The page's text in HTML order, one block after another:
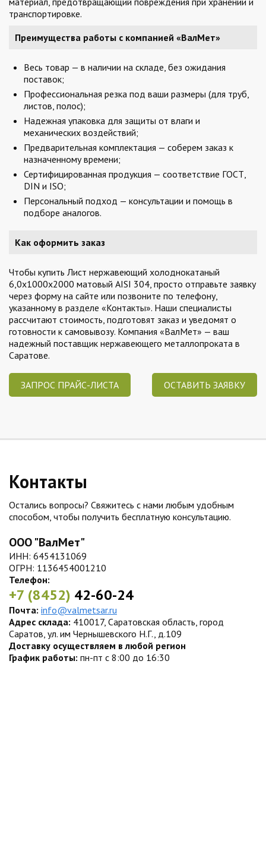
транспортировке.
Преимущества работы с компанией «ВалМет»
Весь товар — в наличии на складе, без ожидания
поставок;
Профессиональная резка под ваши размеры (для труб,
листов, полос);
Надежная упаковка для защиты от влаги и
механических воздействий;
Предварительная комплектация — соберем заказ к
назначенному времени;
Сертифицированная продукция — соответствие ГОСТ,
DIN и ISO;
Персональный подход — консультации и помощь в
подборе аналогов.
Как оформить заказ
Чтобы купить Лист нержавеющий холоднокатаный
6,0х1000х2000 матовый AISI 304, просто отправьте заявку
через форму на сайте или позвоните по телефону,
указанному в разделе «Контакты». Наши специалисты
рассчитают стоимость, подготовят заказ и уведомят о
готовности к самовывозу. Компания «ВалМет» — ваш
надежный поставщик нержавеющего металлопроката в
Саратове.
ЗАПРОС ПРАЙС-ЛИСТА ОСТАВИТЬ ЗАЯВКУ
Контакты
Остались вопросы? Свяжитесь с нами любым удобным
способом, чтобы получить бесплатную консультацию.
ООО "ВалМет"
ИНН: 6454131069
ОГРН: 1136454001210
Телефон:
+7 (8452) 42-60-24
Почта: info@valmetsar.ru
Адрес склада: 410017, Саратовская область, город
Саратов, ул. им Чернышевского Н.Г., д.109
Доставку осуществляем в любой регион
График работы: пн-пт с 8:00 до 16:30